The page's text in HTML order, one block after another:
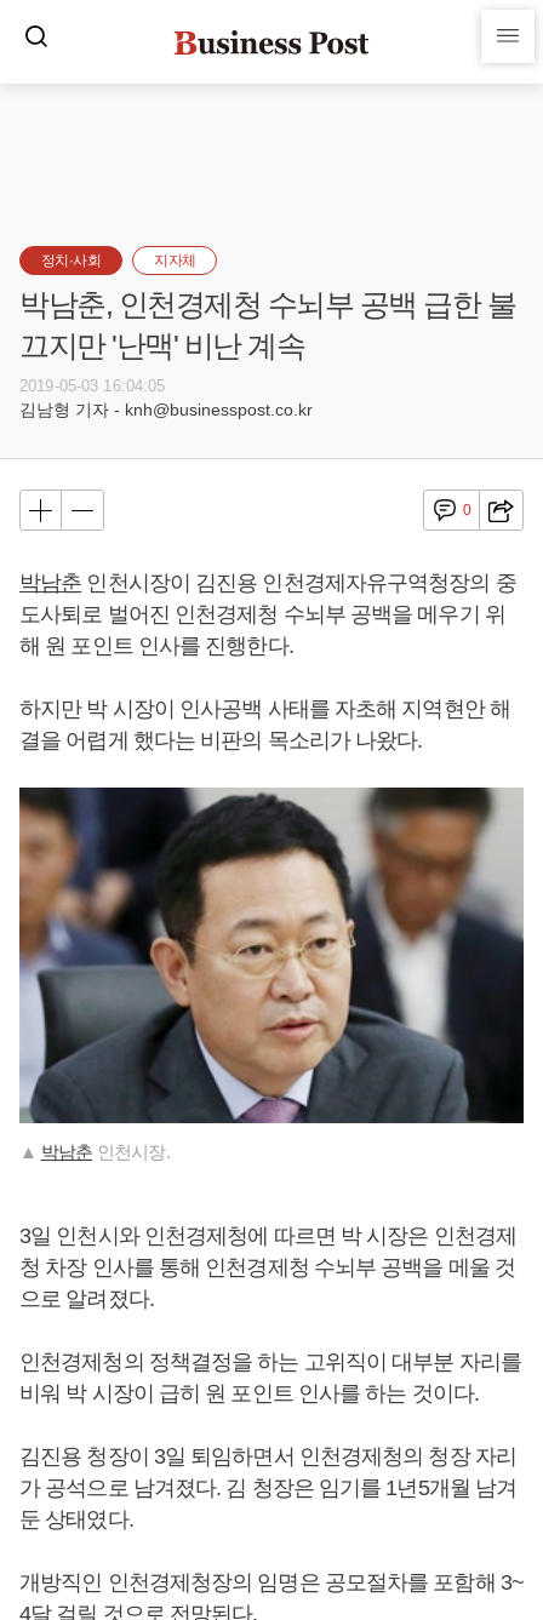
정치·사회 지자체
박남춘, 인천경제청 수뇌부 공백 급한 불
끄지만 '난맥' 비난 계속
2019-05-03 16:04:05
김남형 기자 - knh@businesspost.co.kr
0
박남춘 인천시장이 김진용 인천경제자유구역청장의 중
도사퇴로 벌어진 인천경제청 수뇌부 공백을 메우기 위
해 원 포인트 인사를 진행한다.
하지만 박 시장이 인사공백 사태를 자초해 지역현안 해
결을 어렵게 했다는 비판의 목소리가 나왔다.
▲ 박남춘 인천시장.
3일 인천시와 인천경제청에 따르면 박 시장은 인천경제
청 차장 인사를 통해 인천경제청 수뇌부 공백을 메울 것
으로 알려졌다.
인천경제청의 정책결정을 하는 고위직이 대부분 자리를
비워 박 시장이 급히 원 포인트 인사를 하는 것이다.
김진용 청장이 3일 퇴임하면서 인천경제청의 청장 자리
가 공석으로 남겨졌다. 김 청장은 임기를 1년5개월 남겨
둔 상태였다.
개방직인 인천경제청장의 임명은 공모절차를 포함해 3~
4달 걸릴 것으로 전망된다.